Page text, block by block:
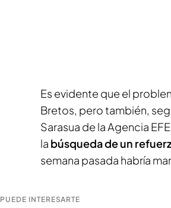
Es evidente que el
Bretos, pero también,
Sarasua de la Agencia EFE
la búsqueda de un
semana pasada habría
PUEDE INTERESARTE